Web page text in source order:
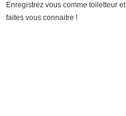
Enregistrez vous comme toiletteur et
faites vous connaitre !